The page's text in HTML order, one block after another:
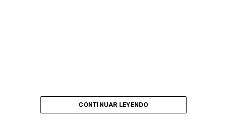
CONTINUAR LEYENDO